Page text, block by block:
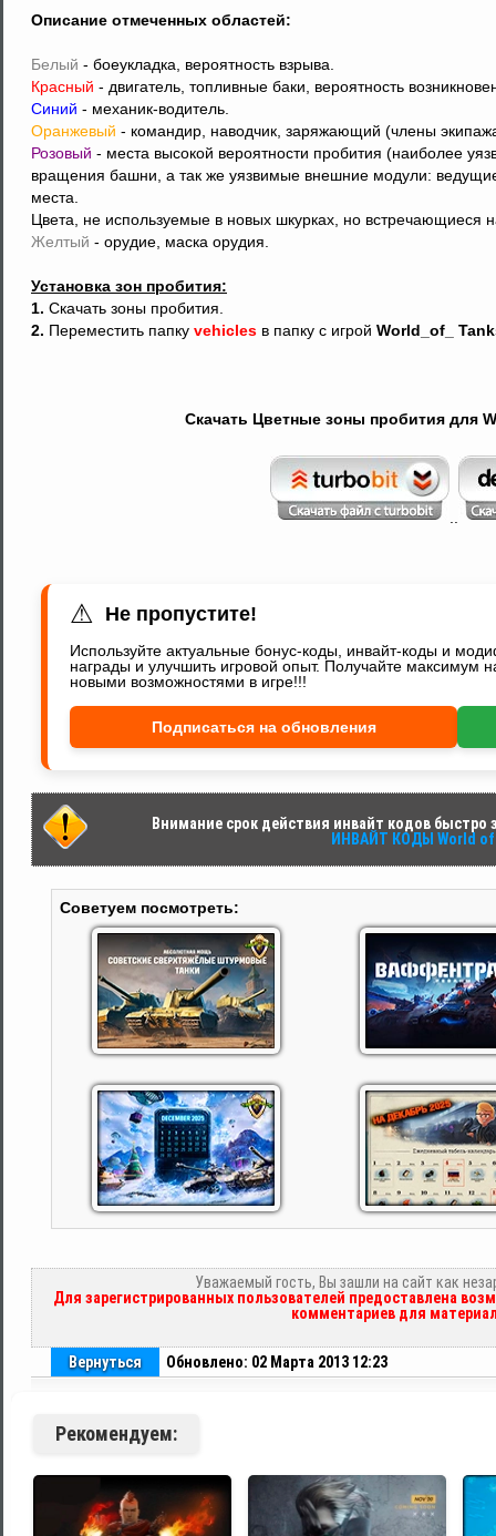
Описание отмеченных областей:
Белый - боеукладка, вероятность взрыва.
Красный - двигатель, топливные баки, вероятность
Синий - механик-водитель.
Оранжевый - командир, наводчик, заряжающий (члены
Розовый - места высокой вероятности пробития (наиболее
вращения башни, а так же уязвимые внешние модули:
места.
Цвета, не используемые в новых шкурках, но встречающиеся
Желтый - орудие, маска орудия.
Установка зон пробития:
1. Скачать зоны пробития.
2. Переместить папку vehicles в папку с игрой World_of_
Скачать Цветные зоны пробития для
⚠ Не пропустите!
Используйте актуальные бонус-коды, инвайт-коды и
награды и улучшить игровой опыт. Получайте максимум
новыми возможностями в игре!!!
Подписаться на обновления
Внимание срок действия инвайт кодов быстро
ИНВАЙТ КОДЫ World
Советуем посмотреть:
Уважаемый гость, Вы зашли на сайт как
Для зарегистрированных пользователей предоставлена
комментариев для
Вернуться Обновлено: 02 Марта 2013 12:23
Рекомендуем: